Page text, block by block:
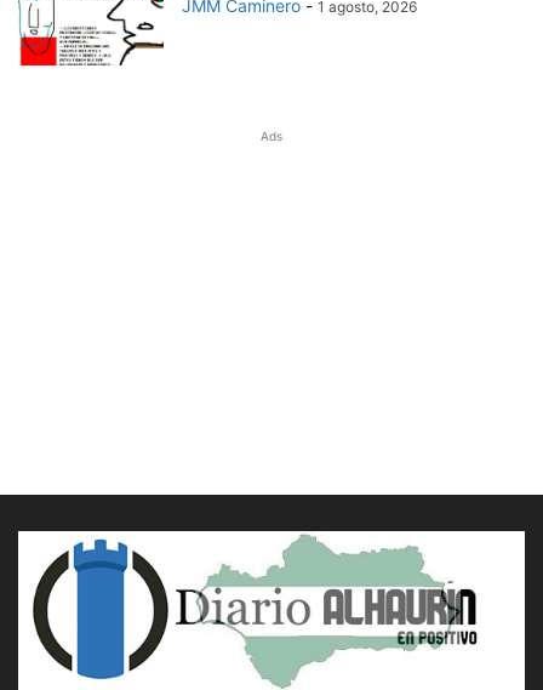
JMM Caminero - 1 agosto, 2026
Ads